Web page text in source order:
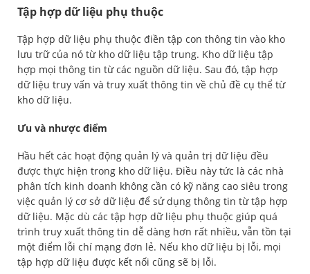
Tập hợp dữ liệu phụ thuộc
Tập hợp dữ liệu phụ thuộc điền tập con thông tin vào kho
lưu trữ của nó từ kho dữ liệu tập trung. Kho dữ liệu tập
hợp mọi thông tin từ các nguồn dữ liệu. Sau đó, tập hợp
dữ liệu truy vấn và truy xuất thông tin về chủ đề cụ thể từ
kho dữ liệu.
Ưu và nhược điểm
Hầu hết các hoạt động quản lý và quản trị dữ liệu đều
được thực hiện trong kho dữ liệu. Điều này tức là các nhà
phân tích kinh doanh không cần có kỹ năng cao siêu trong
việc quản lý cơ sở dữ liệu để sử dụng thông tin từ tập hợp
dữ liệu. Mặc dù các tập hợp dữ liệu phụ thuộc giúp quá
trình truy xuất thông tin dễ dàng hơn rất nhiều, vẫn tồn tại
một điểm lỗi chí mạng đơn lẻ. Nếu kho dữ liệu bị lỗi, mọi
tập hợp dữ liệu được kết nối cũng sẽ bị lỗi.